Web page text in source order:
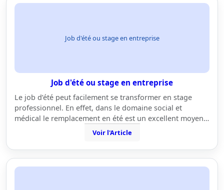
Job d'été ou stage en entreprise
Job d'été ou stage en entreprise
Le job d’été peut facilement se transformer en stage
professionnel. En effet, dans le domaine social et
médical le remplacement en été est un excellent moyen…
Voir l'Article